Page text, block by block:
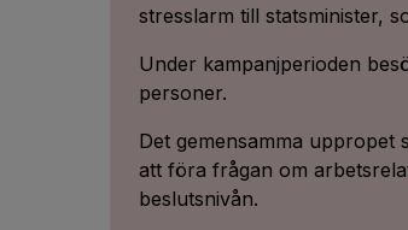
stresslarm till statsminister,
Under kampanjperioden
personer.
Det gemensamma uppropet
att föra frågan om
beslutsnivån.